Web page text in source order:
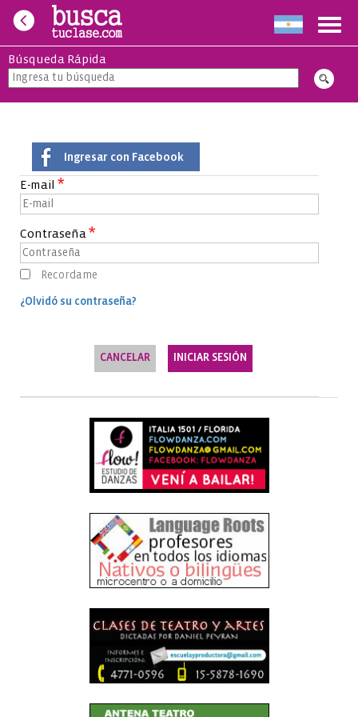
Búsqueda Rápida
Ingresar con Facebook
E-mail *
Contraseña*
Recordame
¿Olvidó su contraseña?
CANCELAR INICIAR SESIÓN